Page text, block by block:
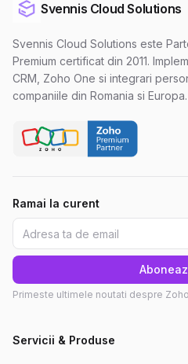
Svennis Cloud Solutions
Svennis Cloud Solutions este
Premium certificat din 2011.
CRM, Zoho One si integrari
companiile din Romania si Europa.
Ramai la curent
Primeste ultimele noutati despre
Servicii & Produse